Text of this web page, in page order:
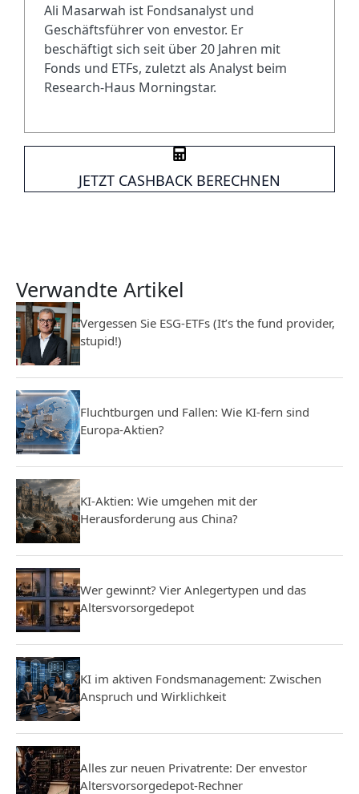
Ali Masarwah ist Fondsanalyst und
Geschäftsführer von envestor. Er
beschäftigt sich seit über 20 Jahren mit
Fonds und ETFs, zuletzt als Analyst beim
Research-Haus Morningstar.
JETZT CASHBACK BERECHNEN
Verwandte Artikel
Vergessen Sie ESG-ETFs (It’s the fund provider,
stupid!)
Fluchtburgen und Fallen: Wie KI-fern sind
Europa-Aktien?
KI-Aktien: Wie umgehen mit der
Herausforderung aus China?
Wer gewinnt? Vier Anlegertypen und das
Altersvorsorgedepot
KI im aktiven Fondsmanagement: Zwischen
Anspruch und Wirklichkeit
Alles zur neuen Privatrente: Der envestor
Altersvorsorgedepot-Rechner